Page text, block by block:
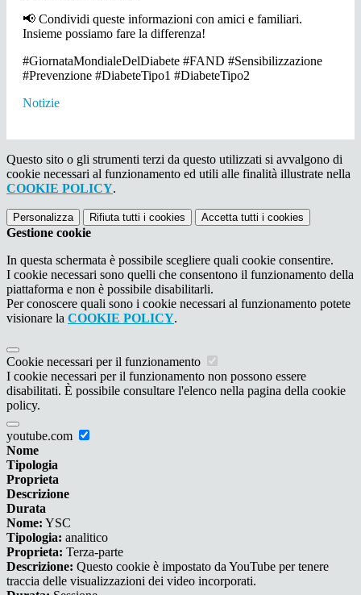
📢 Condividi queste informazioni con amici e familiari.
Insieme possiamo fare la differenza!
#GiornataMondialeDelDiabete #FAND #Sensibilizzazione
#Prevenzione #DiabeteTipo1 #DiabeteTipo2
Notizie
Questo sito o gli strumenti terzi da questo utilizzati si avvalgono di
cookie necessari al funzionamento ed utili alle finalità illustrate nella
COOKIE POLICY.
Personalizza Rifiuta tutti i cookies Accetta tutti i cookies
Gestione cookie
In questa schermata è possibile scegliere quali cookie consentire.
I cookie necessari sono quelli che consentono il funzionamento della
piattaforma e non è possibile disabilitarli.
Per conoscere quali sono i cookie necessari al funzionamento potete
visionare la COOKIE POLICY.
Cookie necessari per il funzionamento
I cookie necessari per il funzionamento non possono essere
disabilitati. È possibile consultare l'elenco nella pagina della cookie
policy.
youtube.com
Nome
Tipologia
Proprieta
Descrizione
Durata
Nome: YSC
Tipologia: analitico
Proprieta: Terza-parte
Descrizione: Questo cookie è impostato da YouTube per tenere
traccia delle visualizzazioni dei video incorporati.